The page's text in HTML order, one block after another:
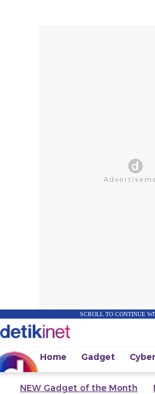
SCROLL TO CONTINUE
Home Gadget
NEW Gadget of the Month